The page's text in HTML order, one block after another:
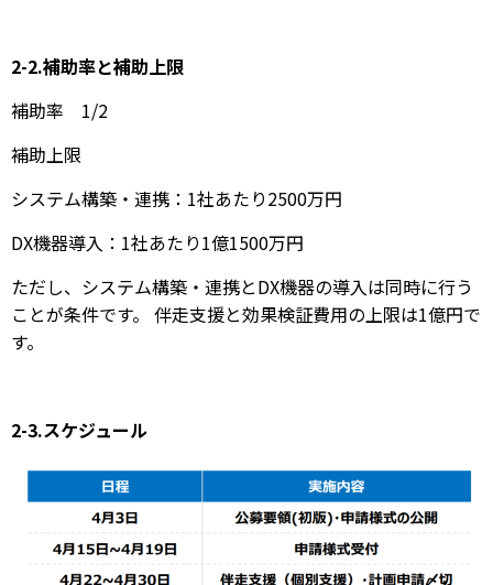
2-2.補助率と補助上限
補助率 1/2
補助上限
システム構築・連携：1社あたり2500万円
DX機器導入：1社あたり1億1500万円
ただし、システム構築・連携とDX機器の導入は同時に行う
ことが条件です。 伴走支援と効果検証費用の上限は1億円で
す。
2-3.スケジュール